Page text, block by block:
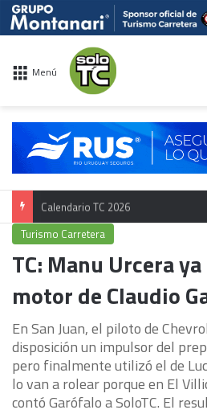
Menú
Calendario TC 2026
Turismo Carretera
TC: Manu Urcera
motor de Claudio
En San Juan, el piloto de
disposición un impulsor del
pero finalmente utilizó el de
lo van a rolear porque en El
contó Garófalo a SoloTC. El